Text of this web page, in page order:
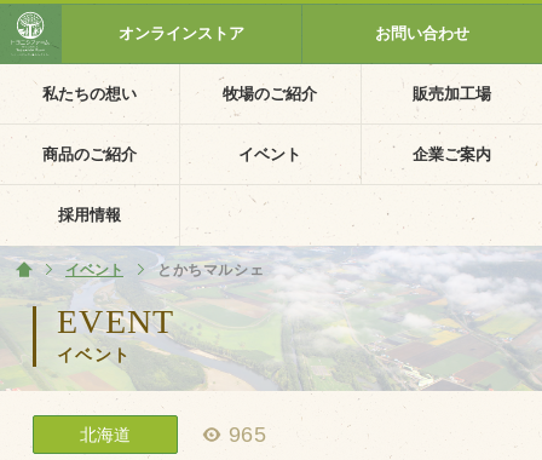
私たちの想い 牧場のご紹介 販売加工場
商品のご紹介 イベント 企業ご案内
採用情報
オンラインストア お問い合わせ
EVENT
イベント
北海道 965
ホーム
イベント とかちマルシェ
ホーム
私たちの想い
PV動画
イベントカレンダー
イベント一覧
採用情報
企業ご案内
会社概要・沿革